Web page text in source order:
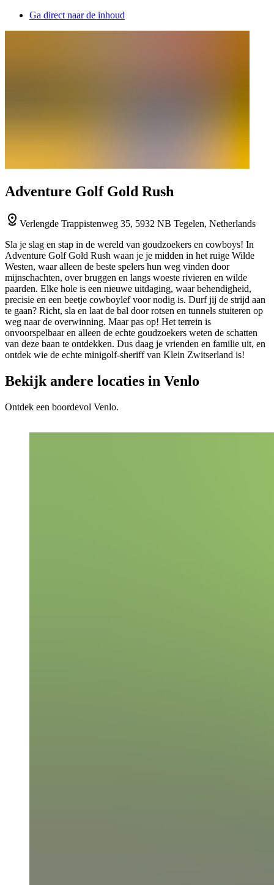
Ga direct naar de inhoud
Adventure Golf Gold Rush
Verlengde Trappistenweg 35, 5932 NB Tegelen, Netherlands
Sla je slag en stap in de wereld van goudzoekers en cowboys! In
Adventure Golf Gold Rush waan je je midden in het ruige Wilde
Westen, waar alleen de beste spelers hun weg vinden door
mijnschachten, over bruggen en langs woeste rivieren en wilde
paarden. Elke hole is een nieuwe uitdaging, waar behendigheid,
precisie en een beetje cowboylef voor nodig is. Durf jij de strijd aan
te gaan? Richt, sla en laat de bal door rotsen en tunnels stuiteren op
weg naar de overwinning. Maar pas op! Het terrein is
onvoorspelbaar en alleen de echte goudzoekers weten de schatten
van deze baan te ontdekken. Dus daag je vrienden en familie uit, en
ontdek wie de echte minigolf-sheriff van Klein Zwitserland is!
Bekijk andere locaties in Venlo
Ontdek een boordevol Venlo.